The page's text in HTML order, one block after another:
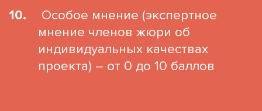
Особое мнение (экспертное
мнение членов жюри об
индивидуальных качествах
проекта) – от 0 до 10 баллов